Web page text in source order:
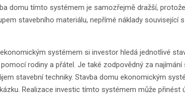
domu tímto systémem je samozřejmě dražší,
stavebního materiálu, nepřímé náklady související
systémem si investor hledá jednotlivé
rodiny a přátel. Je také zodpovědný za
stavební techniky. Stavba domu ekonomickým
Realizace investic tímto systémem může přinést